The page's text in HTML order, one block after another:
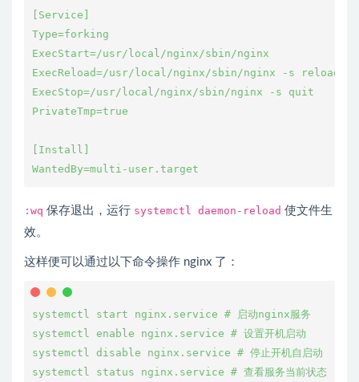
[Service]
Type=forking
ExecStart=/usr/local/nginx/sbin/nginx
ExecReload=/usr/local/nginx/sbin/nginx -s reload
ExecStop=/usr/local/nginx/sbin/nginx -s quit
PrivateTmp=true
[Install]
WantedBy=multi-user.target
:wq 保存退出，运行 systemctl daemon-reload 使文件生
效。
这样便可以通过以下命令操作 nginx 了：
systemctl start nginx.service # 启动nginx服务
systemctl enable nginx.service # 设置开机启动
systemctl disable nginx.service # 停止开机自启动
systemctl status nginx.service # 查看服务当前状态